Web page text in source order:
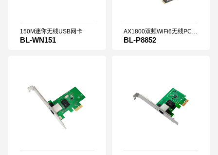
150M迷你无线USB网卡
BL-WN151
AX1800双频WiFi6无线PCIe网卡
BL-P8852